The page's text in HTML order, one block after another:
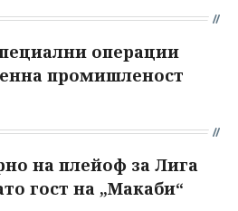
операции
промишленост
на плейоф за Лига
гост на „Макаби“